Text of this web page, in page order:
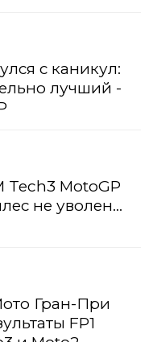
с каникул:
лучший -
Tech3 MotoGP
не уволен...
Гран-При
FP1